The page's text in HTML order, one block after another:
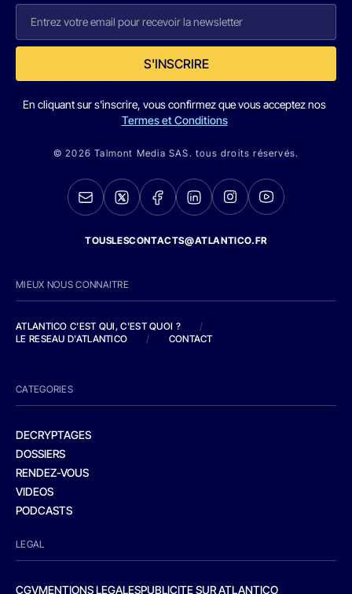
S'INSCRIRE
En cliquant sur s'inscrire, vous confirmez que vous acceptez nos
Termes et Conditions
© 2026 Talmont Media SAS. tous droits réservés.
TOUSLESCONTACTS@ATLANTICO.FR
MIEUX NOUS CONNAITRE
ATLANTICO C'EST QUI, C'EST QUOI ?
/
LE RESEAU D'ATLANTICO
/ CONTACT
CATEGORIES
DECRYPTAGES
DOSSIERS
RENDEZ-VOUS
VIDEOS
PODCASTS
LEGAL
CGVMENTIONS LEGALESPUBLICITE SUR ATLANTICO